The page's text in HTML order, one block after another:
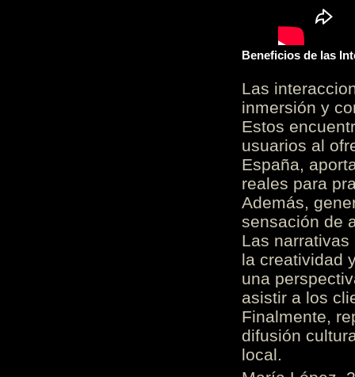
Beneficios de las
Las
inmersión y
Estos
usuarios al
España,
reales para
Además,
sensación de
Las
la creatividad
una
asistir a los
Finalmente,
difusión
local.